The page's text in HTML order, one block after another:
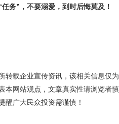
务”，不要溺爱，到时后悔莫及！
转载企业宣传资讯，该相关信息仅为
本网站观点，文章真实性请浏览者慎
醒广大民众投资需谨慎！